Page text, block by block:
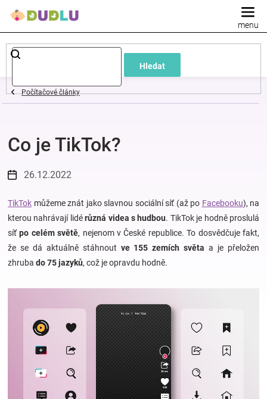
Hledat
Dětské
a
oblečení
Pokojíček
a
kojenecká
výbava
Počítačové články
Co je TikTok?
26.12.2022
TikTok můžeme znát jako slavnou sociální síť (až po Facebooku), na
kterou nahrávají lidérůzná videa s hudbou. TikTok je hodně proslulá
síťpo celém světě, nejenom v České republice. To dosvědčuje fakt,
že se dá aktuálně stáhnout ve 155 zemích světa a je přeložen
zhruba do 75 jazyků, což je opravdu hodně.